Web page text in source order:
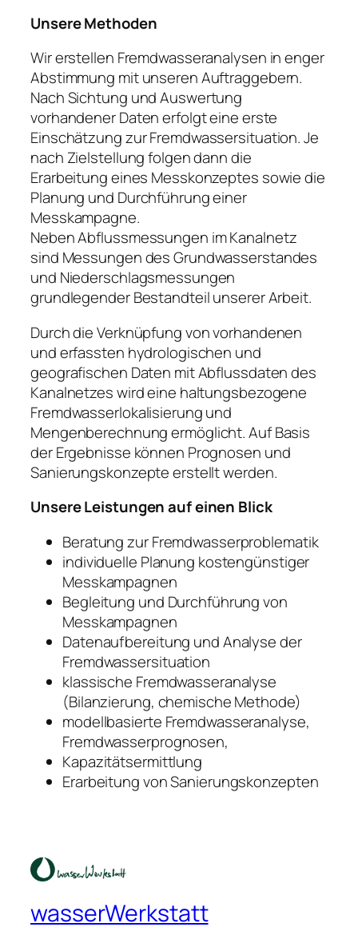
Unsere Methoden
Wir erstellen Fremdwasseranalysen in enger
Abstimmung mit unseren Auftraggebern.
Nach Sichtung und Auswertung
vorhandener Daten erfolgt eine erste
Einschätzung zur Fremdwassersituation. Je
nach Zielstellung folgen dann die
Erarbeitung eines Messkonzeptes sowie die
Planung und Durchführung einer
Messkampagne.
Neben Abflussmessungen im Kanalnetz
sind Messungen des Grundwasserstandes
und Niederschlagsmessungen
grundlegender Bestandteil unserer Arbeit.
Durch die Verknüpfung von vorhandenen
und erfassten hydrologischen und
geografischen Daten mit Abflussdaten des
Kanalnetzes wird eine haltungsbezogene
Fremdwasserlokalisierung und
Mengenberechnung ermöglicht. Auf Basis
der Ergebnisse können Prognosen und
Sanierungskonzepte erstellt werden.
Unsere Leistungen auf einen Blick
Beratung zur Fremdwasserproblematik
individuelle Planung kostengünstiger
Messkampagnen
Begleitung und Durchführung von
Messkampagnen
Datenaufbereitung und Analyse der
Fremdwassersituation
klassische Fremdwasseranalyse
(Bilanzierung, chemische Methode)
modellbasierte Fremdwasseranalyse,
Fremdwasserprognosen,
Kapazitätsermittlung
Erarbeitung von Sanierungskonzepten
wasserWerkstatt